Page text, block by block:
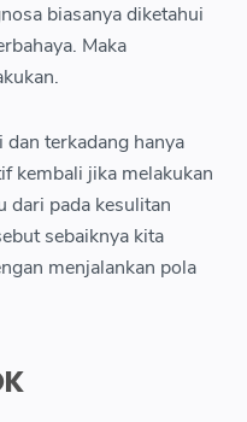
biasanya diketahui
Maka
terkadang hanya
kembali jika melakukan
dari pada kesulitan
sebaiknya kita
menjalankan pola